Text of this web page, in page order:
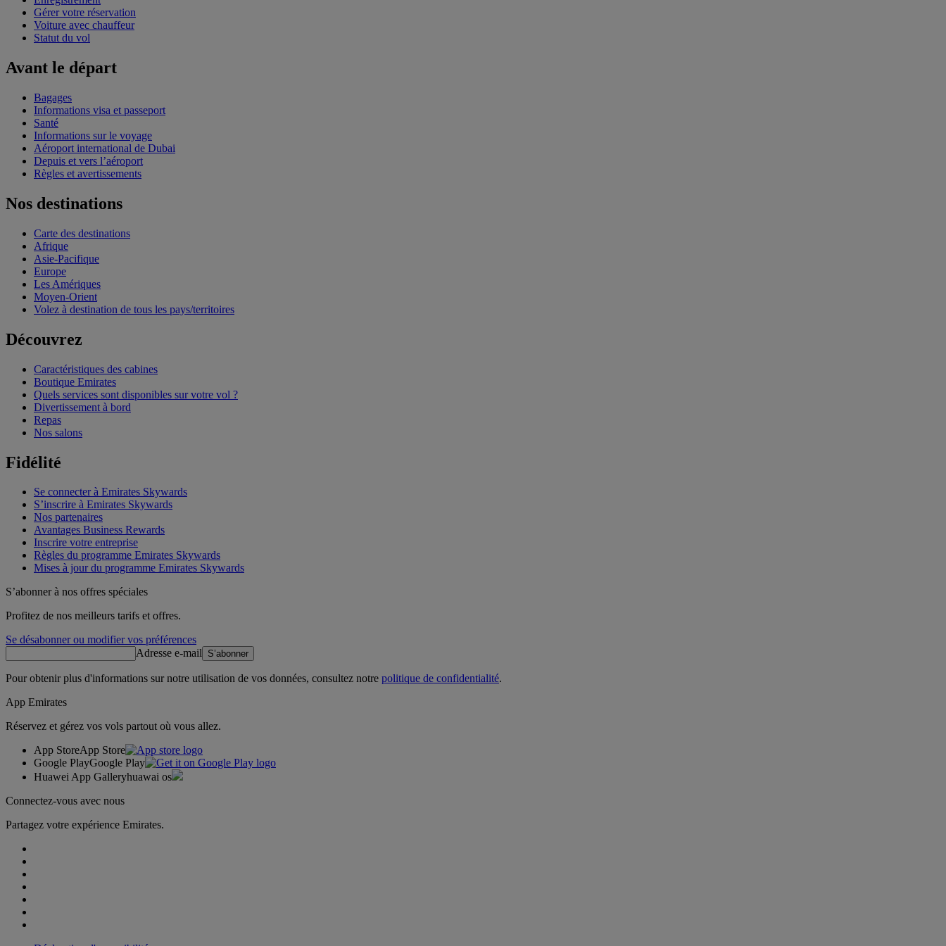
Gérer votre réservation
Voiture avec chauffeur
Statut du vol
Avant le départ
Bagages
Informations visa et passeport
Santé
Informations sur le voyage
Aéroport international de Dubai
Depuis et vers l’aéroport
Règles et avertissements
Nos destinations
Carte des destinations
Afrique
Asie-Pacifique
Europe
Les Amériques
Moyen-Orient
Volez à destination de tous les pays/territoires
Découvrez
Caractéristiques des cabines
Boutique Emirates
Quels services sont disponibles sur votre vol ?
Divertissement à bord
Repas
Nos salons
Fidélité
Se connecter à Emirates Skywards
S’inscrire à Emirates Skywards
Nos partenaires
Avantages Business Rewards
Inscrire votre entreprise
Règles du programme Emirates Skywards
Mises à jour du programme Emirates Skywards
S’abonner à nos offres spéciales
Profitez de nos meilleurs tarifs et offres.
Se désabonner ou modifier vos préférences
Adresse e-mail S’abonner
Pour obtenir plus d'informations sur notre utilisation de vos données, consultez notre politique de confidentialité.
App Emirates
Réservez et gérez vos vols partout où vous allez.
App StoreApp Store
Google PlayGoogle Play
Huawei App Galleryhuawai os
Connectez-vous avec nous
Partagez votre expérience Emirates.